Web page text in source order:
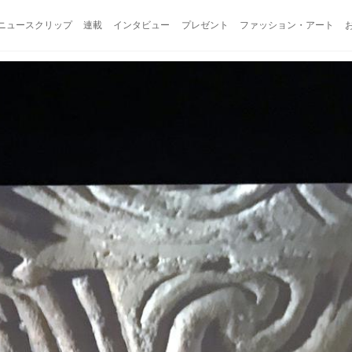
ュースクリップ 連載 インタビュー プレゼント ファッション・アート